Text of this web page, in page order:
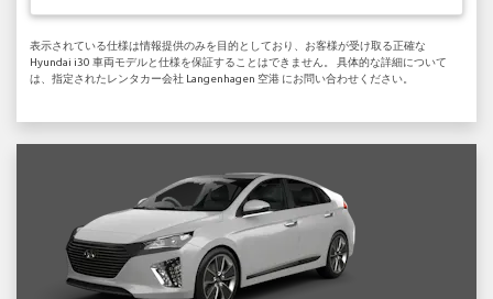
表示されている仕様は情報提供のみを目的としており、お客様が受け取る正確な
Hyundai i30 車両モデルと仕様を保証することはできません。 具体的な詳細について
は、指定されたレンタカー会社 Langenhagen 空港 にお問い合わせください。